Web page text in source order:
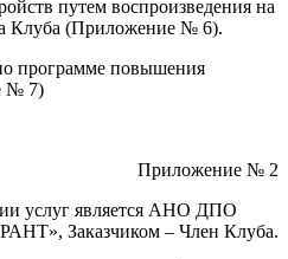
путем воспроизведения на
Клуба (Приложение № 6).
программе повышения
№ 7)
Приложение № 2
услуг является АНО ДПО
Заказчиком – Член Клуба.